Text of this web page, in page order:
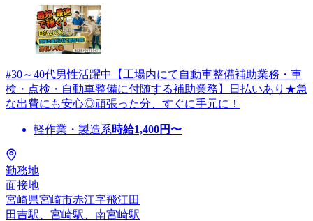
#30～40代男性活躍中【工場内にて自動車整備補助業務・車
検・点検・自動車整備に付随する補助業務】日払いあり★急
な出費にも安心◎頑張った分、すぐに手元に！
軽作業・製造系時給1,400円〜
勤務地
面接地
宮崎県宮崎市赤江字飛江田
田吉駅、宮崎駅、南宮崎駅